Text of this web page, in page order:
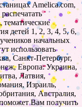
Amelica.com,
детей 1, 2, 3, 4, 5, 6,
начальных
использовать
Санкт-Петербург,
Европа: Украина,
Латвия,
Израиль,
Австралия,
Вам получить